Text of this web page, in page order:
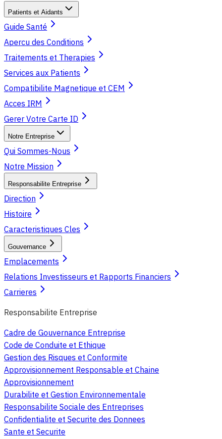
Patients et Aidants
Guide Santé
Apercu des Conditions
Traitements et Therapies
Services aux Patients
Compatibilite Magnetique et CEM
Acces IRM
Gerer Votre Carte ID
Notre Entreprise
Qui Sommes-Nous
Notre Mission
Responsabilite Entreprise
Direction
Histoire
Caracteristiques Cles
Gouvernance
Emplacements
Relations Investisseurs et Rapports Financiers
Carrieres
Responsabilite Entreprise
Cadre de Gouvernance Entreprise
Code de Conduite et Ethique
Gestion des Risques et Conformite
Approvisionnement Responsable et Chaine
Approvisionnement
Durabilite et Gestion Environnementale
Responsabilite Sociale des Entreprises
Confidentialite et Securite des Donnees
Sante et Securite